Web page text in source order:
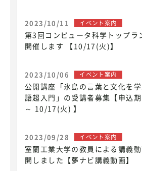
2023/10/11 イベント案内
第3回コンピュータ科学トップラ
開催します 【10/17(火)】
2023/10/06 イベント案内
公開講座「氷島の言葉と文化を
語超入門」の受講者募集【申込
～ 10/17(火) 】
2023/09/28 イベント案内
室蘭工業大学の教員による講義
開しました【夢ナビ講義動画】